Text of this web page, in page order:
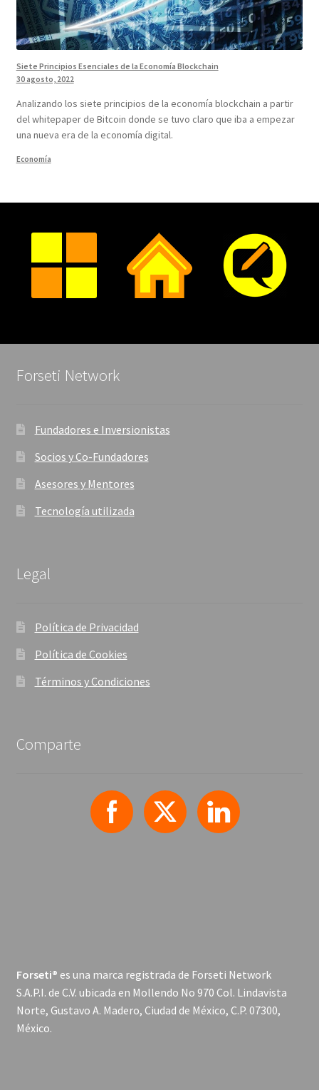
Siete Principios Esenciales de la Economía Blockchain
30 agosto, 2022
Analizando los siete principios de la economía blockchain a partir
del whitepaper de Bitcoin donde se tuvo claro que iba a empezar
una nueva era de la economía digital.
Economía
Forseti Network
Fundadores e Inversionistas
Socios y Co-Fundadores
Asesores y Mentores
Tecnología utilizada
Legal
Política de Privacidad
Política de Cookies
Términos y Condiciones
Comparte
Forseti® es una marca registrada de Forseti Network
S.A.P.I. de C.V. ubicada en Mollendo No 970 Col. Lindavista
Norte, Gustavo A. Madero, Ciudad de México, C.P. 07300,
México.